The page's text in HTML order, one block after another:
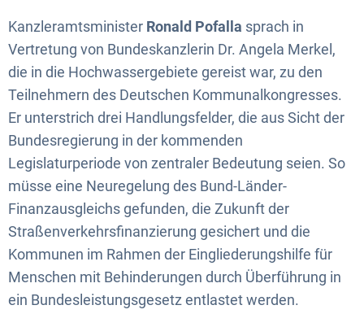
Kanzleramtsminister Ronald Pofalla sprach in
Vertretung von Bundeskanzlerin Dr. Angela Merkel,
die in die Hochwassergebiete gereist war, zu den
Teilnehmern des Deutschen Kommunalkongresses.
Er unterstrich drei Handlungsfelder, die aus Sicht der
Bundesregierung in der kommenden
Legislaturperiode von zentraler Bedeutung seien. So
müsse eine Neuregelung des Bund-Länder-
Finanzausgleichs gefunden, die Zukunft der
Straßenverkehrsfinanzierung gesichert und die
Kommunen im Rahmen der Eingliederungshilfe für
Menschen mit Behinderungen durch Überführung in
ein Bundesleistungsgesetz entlastet werden.